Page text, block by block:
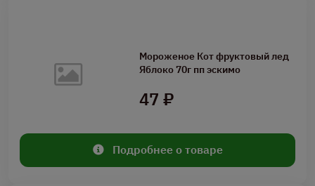
Мороженое Кот фруктовый лед
Яблоко 70г пп эскимо
47 ₽
Подробнее о товаре